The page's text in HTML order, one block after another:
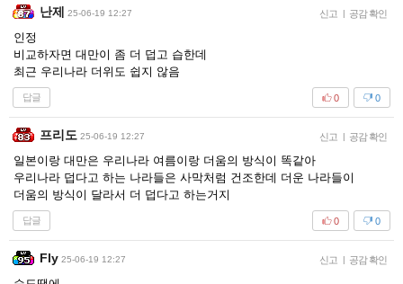
난제 25-06-19 12:27 신고 | 공감 확인
인정
비교하자면 대만이 좀 더 덥고 습한데
최근 우리나라 더위도 쉽지 않음
답글 0
0
프리도 25-06-19 12:27 신고 | 공감 확인
일본이랑 대만은 우리나라 여름이랑 더움의 방식이 똑같아
우리나라 덥다고 하는 나라들은 사막처럼 건조한데 더운 나라들이
더움의 방식이 달라서 더 덥다고 하는거지
답글 0
0
Fly 25-06-19 12:27 신고 | 공감 확인